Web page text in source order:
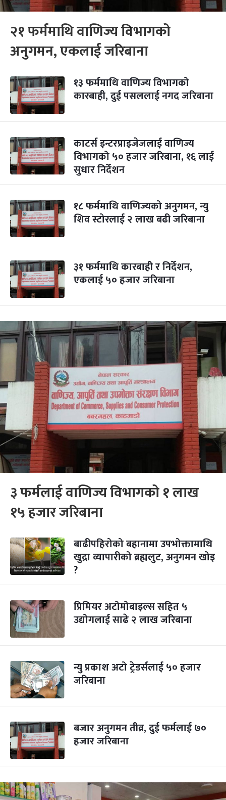
२१ फर्ममाथि वाणिज्य विभागको
अनुगमन, एकलाई जरिबाना
१३ फर्ममाथि वाणिज्य विभागको
कारबाही, दुई पसललाई नगद जरिबाना
काटर्स इन्टरप्राइजेजलाई वाणिज्य
विभागको ५० हजार जरिबाना, १६ लाई
सुधार निर्देशन
१८ फर्ममाथि वाणिज्यको अनुगमन, न्यु
शिव स्टोरलाई २ लाख बढी जरिबाना
३१ फर्ममाथि कारबाही र निर्देशन,
एकलाई ५० हजार जरिबाना
३ फर्मलाई वाणिज्य विभागको १ लाख
१५ हजार जरिबाना
बाढीपहिरोको बहानामा उपभोक्तामाथि
खुद्रा व्यापारीको ब्रह्मलुट, अनुगमन खोइ
?
प्रिमियर अटोमोबाइल्स सहित ५
उद्योगलाई साढे २ लाख जरिबाना
न्यु प्रकाश अटो ट्रेडर्सलाई ५० हजार
जरिबाना
बजार अनुगमन तीव्र, दुई फर्मलाई ७०
हजार जरिबाना